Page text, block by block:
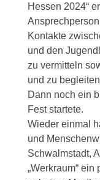
Hessen 2024“
Kontakte
und den
zu vermitteln
und zu
Dann noch ein
Fest startete.
Wieder einmal
und
Schwalmstadt,
„Werkraum“